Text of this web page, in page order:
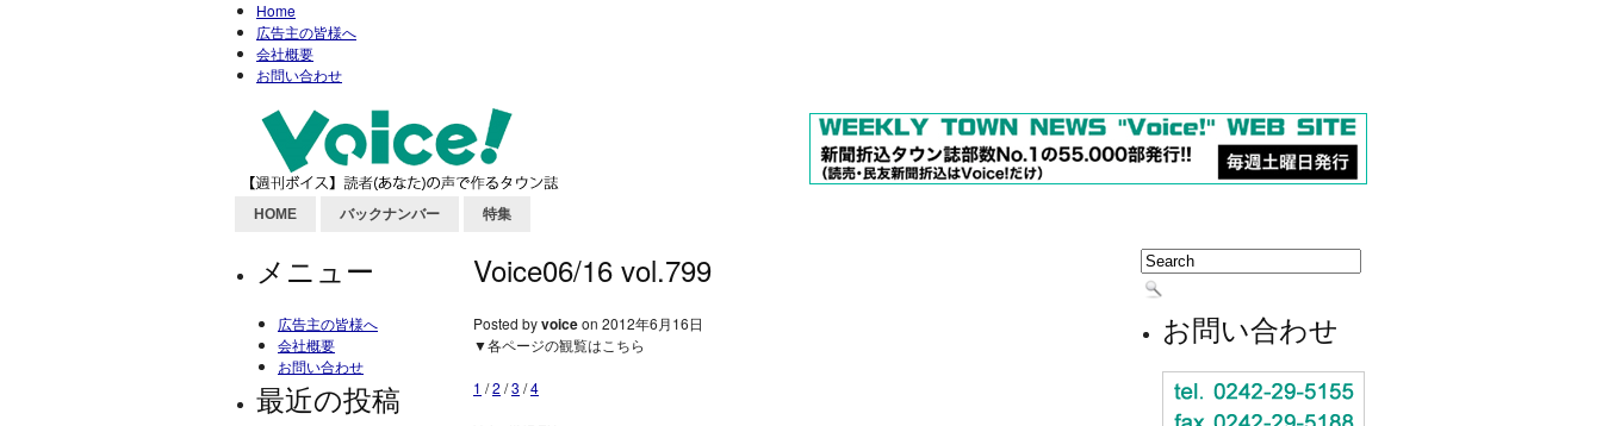
Home
広告主の皆様へ
会社概要
お問い合わせ
HOME バックナンバー 特集
メニュー
広告主の皆様へ
会社概要
お問い合わせ
最近の投稿
Voice06/16 vol.799
Posted byvoiceon 2012年6月16日
▼各ページの観覧はこちら
1 /2 /3 /4
お問い合わせ